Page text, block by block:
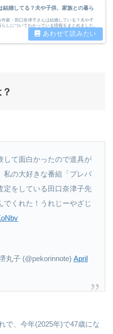
結婚してる？夫や子供、家族との暮ら
作家・田口奈津子さんは結婚している？夫や子
しについてわかっている情報をまとめました。
して面白かったので道具が
私の大好きな番組「プレバ
定をしている田口奈津子先
でくれた！うれじーやざじ
丸子 (@pekorinnote) April
で、今年(2025年)で47歳にな